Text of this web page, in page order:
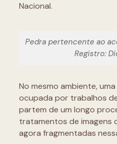
Nacional.
Pedra pertencente ao
Registro:
No mesmo ambiente,
ocupada por trabalhos
partem de um longo
tratamentos de imagens
agora fragmentadas